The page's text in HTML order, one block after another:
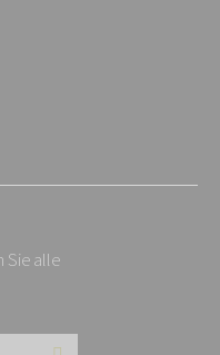
Sie alle